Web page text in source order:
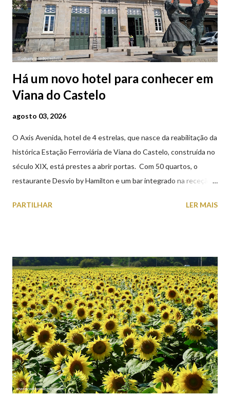
Há um novo hotel para conhecer em
Viana do Castelo
agosto 03, 2026
O Axis Avenida, hotel de 4 estrelas, que nasce da reabilitação da
histórica Estação Ferroviária de Viana do Castelo, construída no
século XIX, está prestes a abrir portas. Com 50 quartos, o
restaurante Desvio by Hamilton e um bar integrado na receção,
peças históricas cedidas pela IP Património que homenageiam a
PARTILHAR LER MAIS